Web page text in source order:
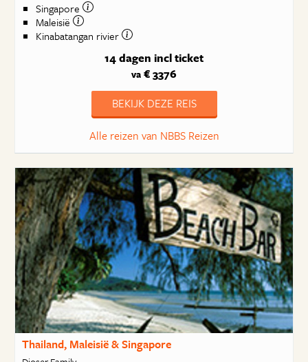
Singapore
Maleisië
Kinabatangan rivier
14 dagen incl ticket
va € 3376
BEKIJK DEZE REIS
Alle reizen van NBBS Reizen
Thailand, Maleisië & Singapore